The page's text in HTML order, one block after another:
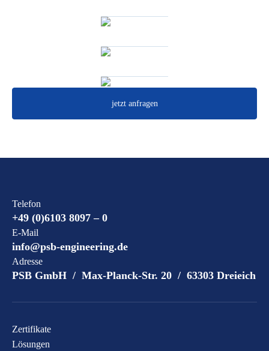
jetzt anfragen
Telefon
+49 (0)6103 8097 – 0
E-Mail
info@psb-engineering.de
Adresse
PSB GmbH / Max-Planck-Str. 20 / 63303 Dreieich
Zertifikate
Lösungen